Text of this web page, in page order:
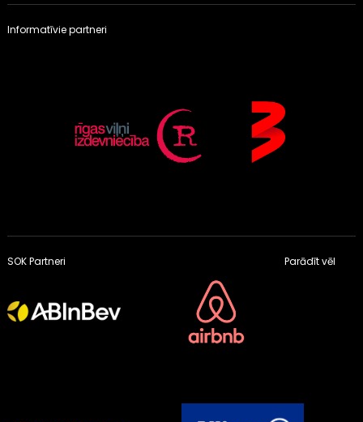
Informatīvie partneri
SOK Partneri Parādīt vēl